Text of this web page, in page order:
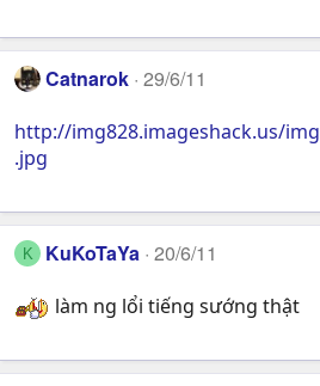
Catnarok 29/6/11
http://img828.imageshack.us/
.jpg
K KuKoTaYa 20/6/11
làm ng lổi tiếng sướng thật